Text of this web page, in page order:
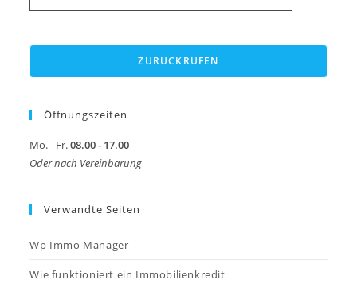
Öffnungszeiten
Mo. - Fr.08.00 - 17.00
Oder nach Vereinbarung
Verwandte Seiten
Wp Immo Manager
Wie funktioniert ein Immobilienkredit